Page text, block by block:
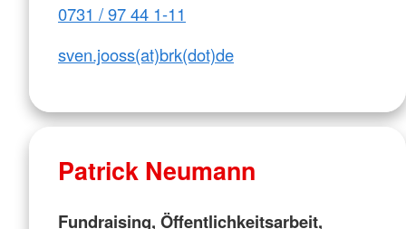
0731 / 97 44 1-11
sven.jooss(at)brk(dot)de
Patrick Neumann
Fundraising, Öffentlichkeitsarbeit,